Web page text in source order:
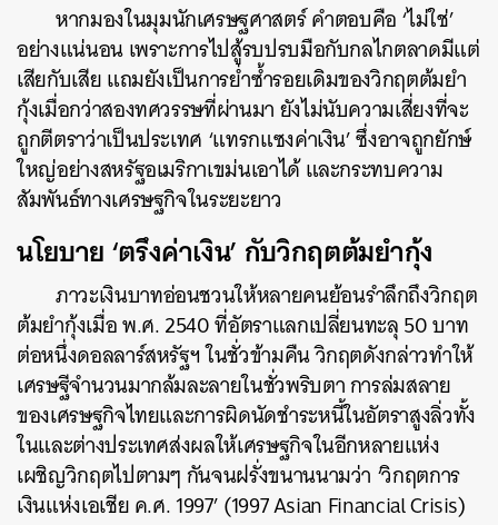
หากมองในมุมนักเศรษฐศาสตร์ คำตอบคือ ‘ไม่ใช่’
อย่างแน่นอน เพราะการไปสู้รบปรบมือกับกลไกตลาดมีแต่
เสียกับเสีย แถมยังเป็นการย่ำซ้ำรอยเดิมของวิกฤตต้มยำ
กุ้งเมื่อกว่าสองทศวรรษที่ผ่านมา ยังไม่นับความเสี่ยงที่จะ
ถูกตีตราว่าเป็นประเทศ ‘แทรกแซงค่าเงิน’ ซึ่งอาจถูกยักษ์
ใหญ่อย่างสหรัฐอเมริกาเขม่นเอาได้ และกระทบความ
สัมพันธ์ทางเศรษฐกิจในระยะยาว
นโยบาย ‘ตรึงค่าเงิน’ กับวิกฤตต้มยำกุ้ง
ภาวะเงินบาทอ่อนชวนให้หลายคนย้อนรำลึกถึงวิกฤต
ต้มยำกุ้งเมื่อ พ.ศ. 2540 ที่อัตราแลกเปลี่ยนทะลุ 50 บาท
ต่อหนึ่งดอลลาร์สหรัฐฯ ในชั่วข้ามคืน วิกฤตดังกล่าวทำให้
เศรษฐีจำนวนมากล้มละลายในชั่วพริบตา การล่มสลาย
ของเศรษฐกิจไทยและการผิดนัดชำระหนี้ในอัตราสูงลิ่วทั้ง
ในและต่างประเทศส่งผลให้เศรษฐกิจในอีกหลายแห่ง
เผชิญวิกฤตไปตามๆ กันจนฝรั่งขนานนามว่า ‘วิกฤตการ
เงินแห่งเอเชีย ค.ศ. 1997’ (1997 Asian Financial Crisis)